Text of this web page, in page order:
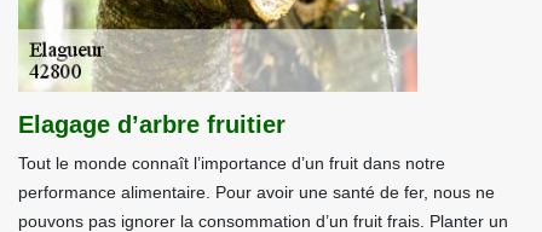
Elagage d’arbre fruitier
Tout le monde connaît l’importance d’un fruit dans notre
performance alimentaire. Pour avoir une santé de fer, nous ne
pouvons pas ignorer la consommation d’un fruit frais. Planter un